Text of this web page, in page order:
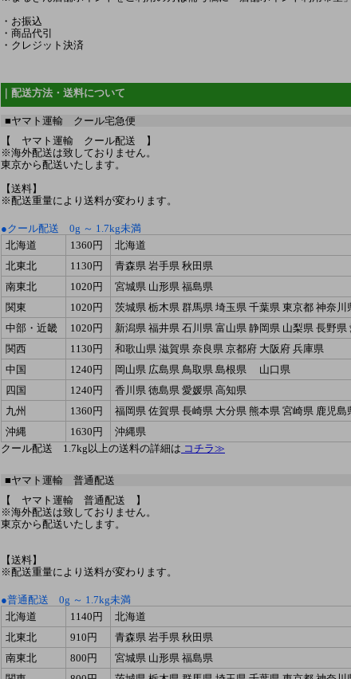
・お振込
・商品代引
・クレジット決済
｜配送方法・送料について
■ヤマト運輸 クール宅急便
【 ヤマト運輸 クール配送 】
※海外配送は致しておりません。
東京から配送いたします。
【送料】
※配送重量により送料が変わります。
●クール配送 0g ～ 1.7kg未満
北海道
1360円
北海道
北東北
1130円
青森県 岩手県 秋田県
南東北
1020円
宮城県 山形県 福島県
関東
1020円
茨城県 栃木県 群馬県 埼玉県 千葉県 東京都 神奈川
中部・近畿
1020円
新潟県 福井県 石川県 富山県 静岡県 山梨県 長野
関西
1130円
和歌山県 滋賀県 奈良県 京都府 大阪府 兵庫県
中国
1240円
岡山県 広島県 鳥取県 島根県 山口県
四国
1240円
香川県 徳島県 愛媛県 高知県
九州
1360円
福岡県 佐賀県 長崎県 大分県 熊本県 宮崎県 鹿児島
沖縄
1630円
沖縄県
クール配送 1.7kg以上の送料の詳細は コチラ≫
■ヤマト運輸 普通配送
【 ヤマト運輸 普通配送 】
※海外配送は致しておりません。
東京から配送いたします。
【送料】
※配送重量により送料が変わります。
●普通配送 0g ～ 1.7kg未満
北海道
1140円
北海道
北東北
910円
青森県 岩手県 秋田県
南東北
800円
宮城県 山形県 福島県